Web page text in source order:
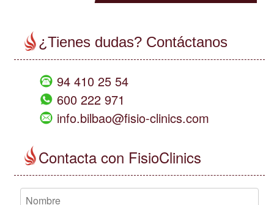
¿Tienes dudas? Contáctanos
94 410 25 54
600 222 971
info.bilbao@fisio-clinics.com
Contacta con FisioClinics